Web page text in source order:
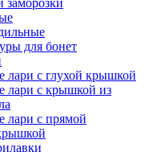
для бонет
лари с глухой крышкой
лари с крышкой из
лари с прямой